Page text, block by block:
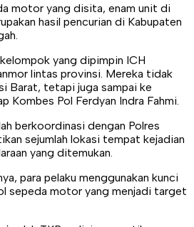
motor yang disita, enam unit di
hasil pencurian di Kabupaten
kelompok yang dipimpin ICH
lintas provinsi. Mereka tidak
Barat, tetapi juga sampai ke
Kombes Pol Ferdyan Indra Fahmi.
berkoordinasi dengan Polres
sejumlah lokasi tempat kejadian
yang ditemukan.
para pelaku menggunakan kunci
sepeda motor yang menjadi target